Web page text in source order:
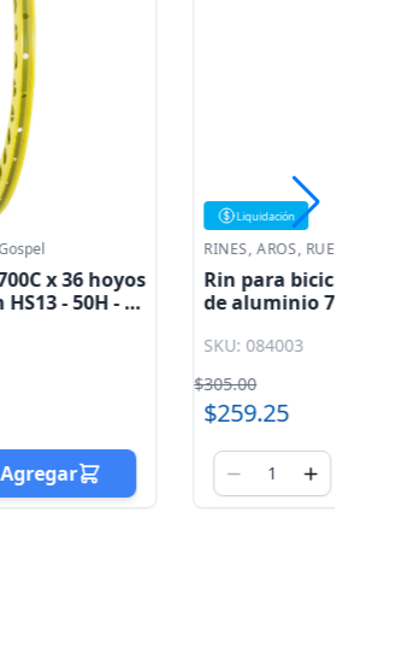
RINES, AROS, RUEDAS Gospel
Rin para bicicleta 700C x 36 hoyos
de aluminio 70mm verde HS13 -
Agregar